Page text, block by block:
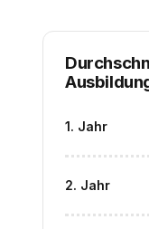
1. Jahr
2. Jahr